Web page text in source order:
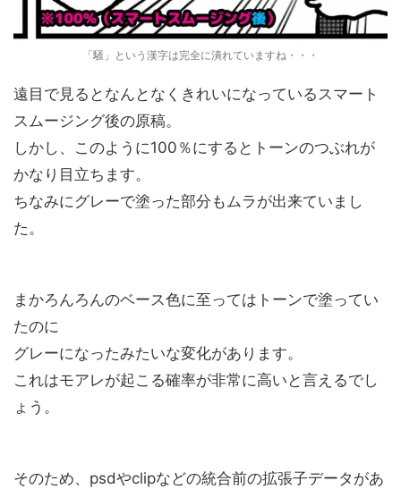
「騒」という漢字は完全に潰れていますね・・・
遠目で見るとなんとなくきれいになっているスマート
スムージング後の原稿。
しかし、このように100％にするとトーンのつぶれが
かなり目立ちます。
ちなみにグレーで塗った部分もムラが出来ていまし
た。
まかろんろんのベース色に至ってはトーンで塗ってい
たのに
グレーになったみたいな変化があります。
これはモアレが起こる確率が非常に高いと言えるでし
ょう。
そのため、psdやclipなどの統合前の拡張子データがあ